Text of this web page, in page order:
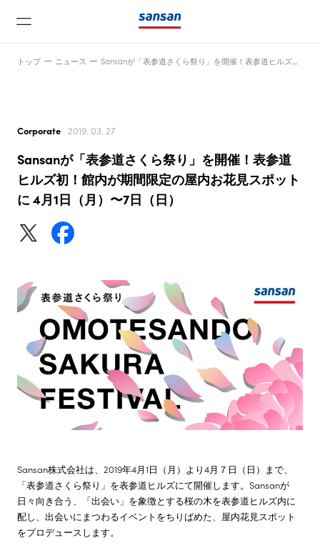
ニュース
サービス
会社情報
株主・投資家情報
サステナビリティ
トップ ニュース
Corporate 2019. 03. 27
Sansanが「表参道さくら祭り」を開催！表参道
ヒルズ初！館内が期間限定の屋内お花見スポット
に 4月1日（月）〜7日（日）
Sansan株式会社は、2019年4月1日（月）より4月７日（日）まで、
「表参道さくら祭り」を表参道ヒルズにて開催します。Sansanが
日々向き合う、「出会い」を象徴とする桜の木を表参道ヒルズ内に
配し、出会いにまつわるイベントをちりばめた、屋内花見スポット
をプロデュースします。